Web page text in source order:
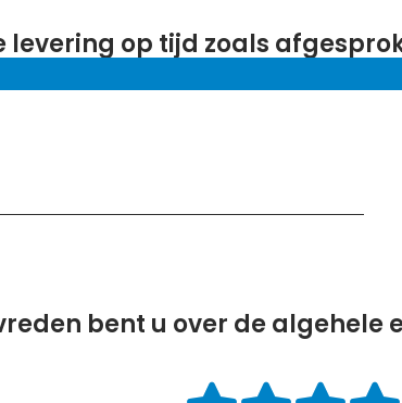
levering op tijd zoals
bent u over de